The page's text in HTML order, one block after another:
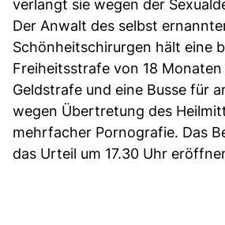
verlangt sie wegen der
Der Anwalt des selbst
Schönheitschirurgen hält eine
Freiheitsstrafe von 18
Geldstrafe und eine Busse für
wegen Übertretung des
mehrfacher Pornografie. Das
das Urteil um 17.30 Uhr